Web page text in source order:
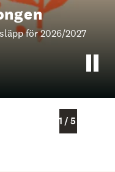
för 2026/2027
1 /5